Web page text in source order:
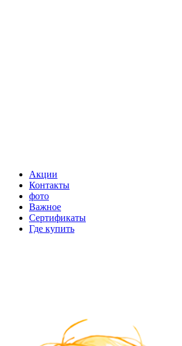
Акции
Контакты
фото
Важное
Сертификаты
Где купить